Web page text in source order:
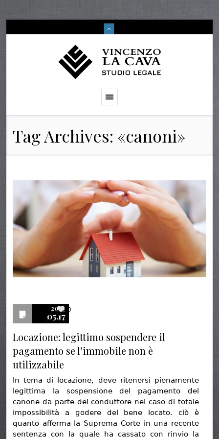
Tag Archives: «canoni»
2016
05.17
0
Locazione: legittimo sospendere il
pagamento se l’immobile non è
utilizzabile
In tema di locazione, deve ritenersi pienamente
legittima la sospensione del pagamento del
canone da parte del conduttore nel caso di totale
impossibilità a godere del bene locato. ciò è
quanto afferma la Suprema Corte in una recente
sentenza con la quale ha cassato con rinvio la